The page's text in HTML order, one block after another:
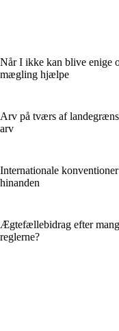
Når I ikke kan blive enige
mægling hjælpe
Arv på tværs af
arv
Internationale
hinanden
Ægtefællebidrag efter
reglerne?